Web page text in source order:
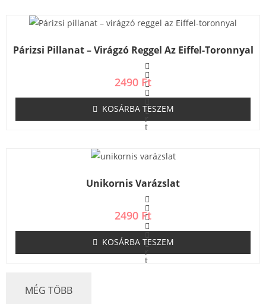
e
l
:
0
/
5
Párizsi Pillanat – Virágzó Reggel Az Eiffel-Toronnyal
É
r
t
e
l
:
0
/
5
2490 Ft
KOSÁRBA TESZEM
Unikornis Varázslat
É
r
t
2490 Ft
KOSÁRBA TESZEM
MÉG TÖBB